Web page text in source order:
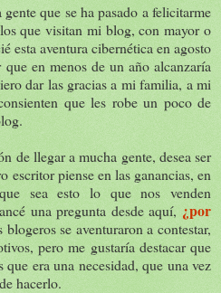
que se ha pasado a felicitarme
que visitan mi blog, con mayor o
esta aventura cibernética en agosto
en menos de un año alcanzaría
dar las gracias a mi familia, a mi
que les robe un poco de
de llegar a mucha gente, desea ser
escritor piense en las ganancias, en
sea esto lo que nos venden
una pregunta desde aquí, ¿por
se aventuraron a contestar,
pero me gustaría destacar que
era una necesidad, que una vez
hacerlo.